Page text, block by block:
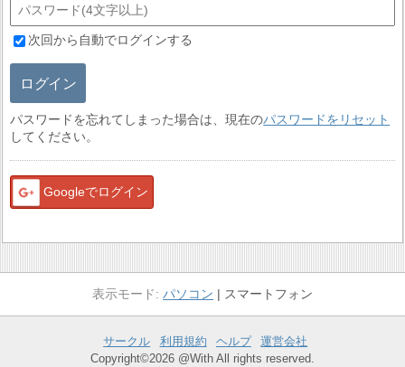
次回から自動でログインする
ログイン
パスワードを忘れてしまった場合は、現在のパスワードをリセット
してください。
Googleでログイン
パソコン スマートフォン
サークル 利用規約 ヘルプ
運営会社
Copyright©2026 @With All rights reserved.